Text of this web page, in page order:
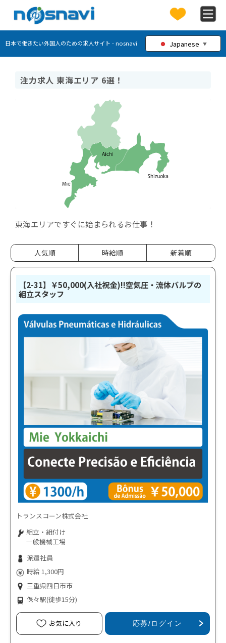
日本で働きたい外国人のための求人サイト - nosnavi Japanese ▼
注力求人 東海エリア 6選！
東海エリアですぐに始まられるお仕事！
人気順 時給順 新着順
【2-31】￥50,000(入社祝金)!!空気圧・流体バルブの
組立スタッフ
トランスコーン株式会社
組立・組付け
一般機械工場
派遣社員
時給 1,300円
三重県四日市市
保々駅(徒歩15分)
お気に入り 応募/ログイン